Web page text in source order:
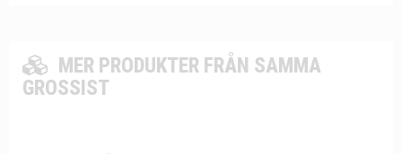
MER PRODUKTER FRÅN SAMMA
GROSSIST